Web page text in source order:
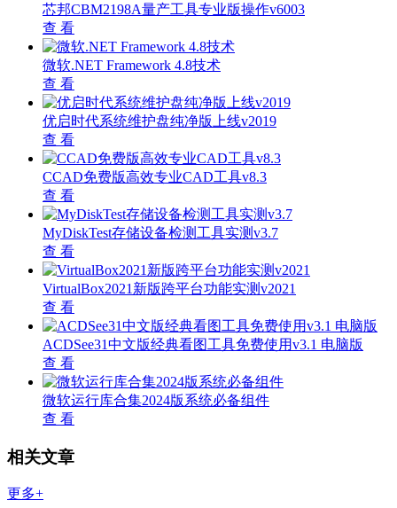
芯邦CBM2198A量产工具专业版操作v6003
查 看
微软.NET Framework 4.8技术
查 看
优启时代系统维护盘纯净版上线v2019
查 看
CCAD免费版高效专业CAD工具v8.3
查 看
MyDiskTest存储设备检测工具实测v3.7
查 看
VirtualBox2021新版跨平台功能实测v2021
查 看
ACDSee31中文版经典看图工具免费使用v3.1 电脑版
查 看
微软运行库合集2024版系统必备组件
查 看
相关文章
更多+